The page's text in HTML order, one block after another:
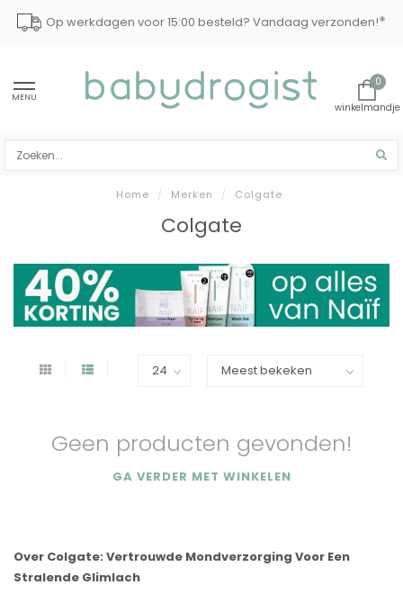
Op werkdagen voor 15:00 besteld? Vandaag verzonden!*
MENU
0
Home / Merken / Colgate
Colgate
Geen producten gevonden!
GA VERDER MET WINKELEN
Over Colgate: Vertrouwde Mondverzorging Voor Een
Stralende Glimlach